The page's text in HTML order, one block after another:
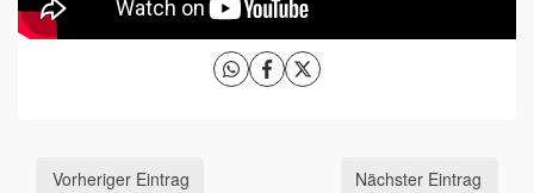
Vorheriger Eintrag Nächster Eintrag